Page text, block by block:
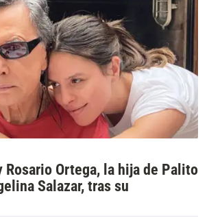
Rosario Ortega, la hija de Palito
Salazar, tras su